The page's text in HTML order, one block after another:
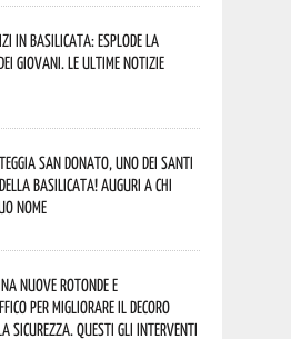
in Basilicata: esplode la
giovani. Le ultime notizie
San Donato, uno dei Santi
Basilicata! Auguri a chi
nome
nuove rotonde e
per migliorare il decoro
sicurezza. Questi gli interventi